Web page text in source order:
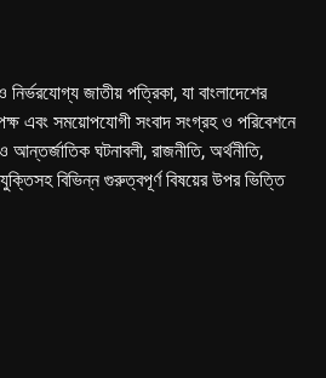
জাতীয় পত্রিকা, যা বাংলাদেশের
এবং সময়োপযোগী সংবাদ সংগ্রহ ও পরিবেশনে
আন্তর্জাতিক ঘটনাবলী, রাজনীতি, অর্থনীতি,
বিভিন্ন গুরুত্বপূর্ণ বিষয়ের উপর ভিত্তি